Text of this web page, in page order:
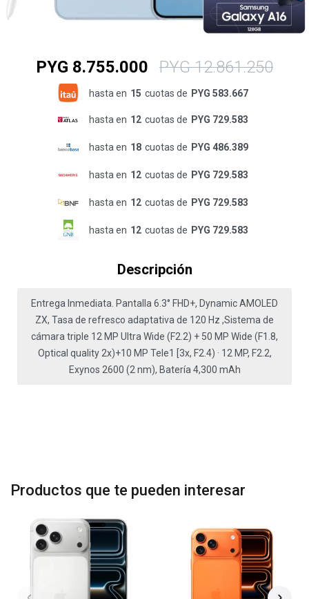
PYG 8.755.000 PYG 12.861.250
hasta en 15 cuotas de PYG 583.667
hasta en 12 cuotas de PYG 729.583
hasta en 18 cuotas de PYG 486.389
hasta en 12 cuotas de PYG 729.583
hasta en 12 cuotas de PYG 729.583
hasta en 12 cuotas de PYG 729.583
Descripción
Entrega Inmediata. Pantalla 6.3° FHD+, Dynamic AMOLED
ZX, Tasa de refresco adaptativa de 120 Hz ,Sistema de
cámara triple 12 MP Ultra Wide (F2.2) + 50 MP Wide (F1.8,
Optical quality 2x)+10 MP Tele1 [3x, F2.4) · 12 MP, F2.2,
Exynos 2600 (2 nm), Batería 4,300 mAh
Productos que te pueden interesar